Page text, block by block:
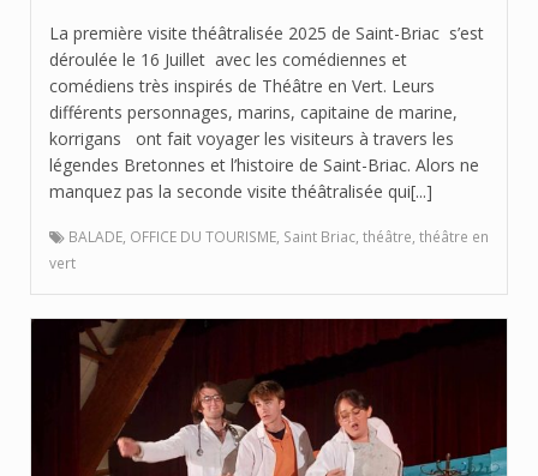
La première visite théâtralisée 2025 de Saint-Briac s’est
déroulée le 16 Juillet avec les comédiennes et
comédiens très inspirés de Théâtre en Vert. Leurs
différents personnages, marins, capitaine de marine,
korrigans ont fait voyager les visiteurs à travers les
légendes Bretonnes et l’histoire de Saint-Briac. Alors ne
manquez pas la seconde visite théâtralisée qui[...]
BALADE OFFICE DU TOURISME Saint Briac théâtre théâtre en
vert